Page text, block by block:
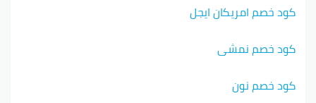
كود خصم امريكان ايجل
كود خصم نمشي
كود خصم نون